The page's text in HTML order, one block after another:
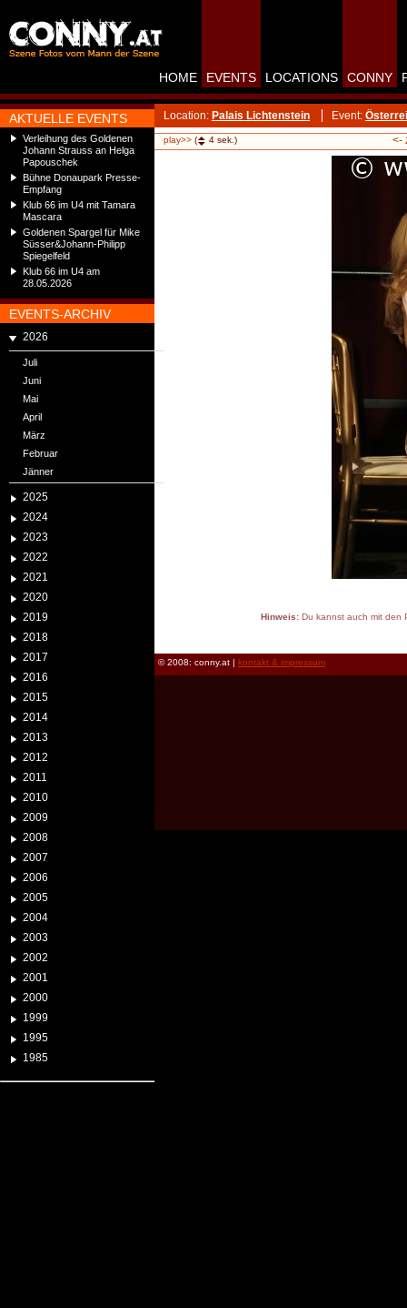
AKTUELLE EVENTS
Verleihung des Goldenen
Johann Strauss an Helga
Papouschek
Bühne Donaupark Presse-
Empfang
Klub 66 im U4 mit Tamara
Mascara
Goldenen Spargel für Mike
Süsser&Johann-Philipp
Spiegelfeld
Klub 66 im U4 am
28.05.2026
EVENTS-ARCHIV
2026
Juli
Juni
Mai
April
März
Februar
Jänner
2025
2024
2023
2022
2021
2020
2019
2018
2017
2016
2015
2014
2013
2012
2011
2010
2009
2008
2007
2006
2005
2004
2003
2002
2001
2000
1999
1995
1985
HOME EVENTS LOCATIONS CONNY
Location: Palais Lichtenstein Event:
play>> ( 4 sek.) <-
Hinweis:Du kannst auch mit den
© 2008: conny.at | kontakt & impressum